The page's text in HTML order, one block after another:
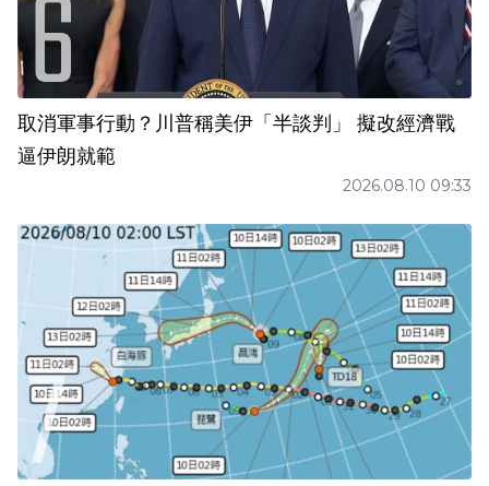
取消軍事行動？川普稱美伊「半談判」 擬改經濟戰
逼伊朗就範
2026.08.10 09:33